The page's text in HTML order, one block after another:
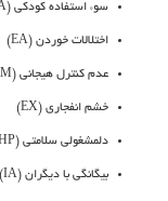
سوء استفاده کودکی (CA)
اختلالات خوردن (EA)
عدم کنترل هیجانی (EM)
خشم انفجاری (EX)
دلمشغولی سلامتی (HP)
بیگانگی با دیگران (IA)